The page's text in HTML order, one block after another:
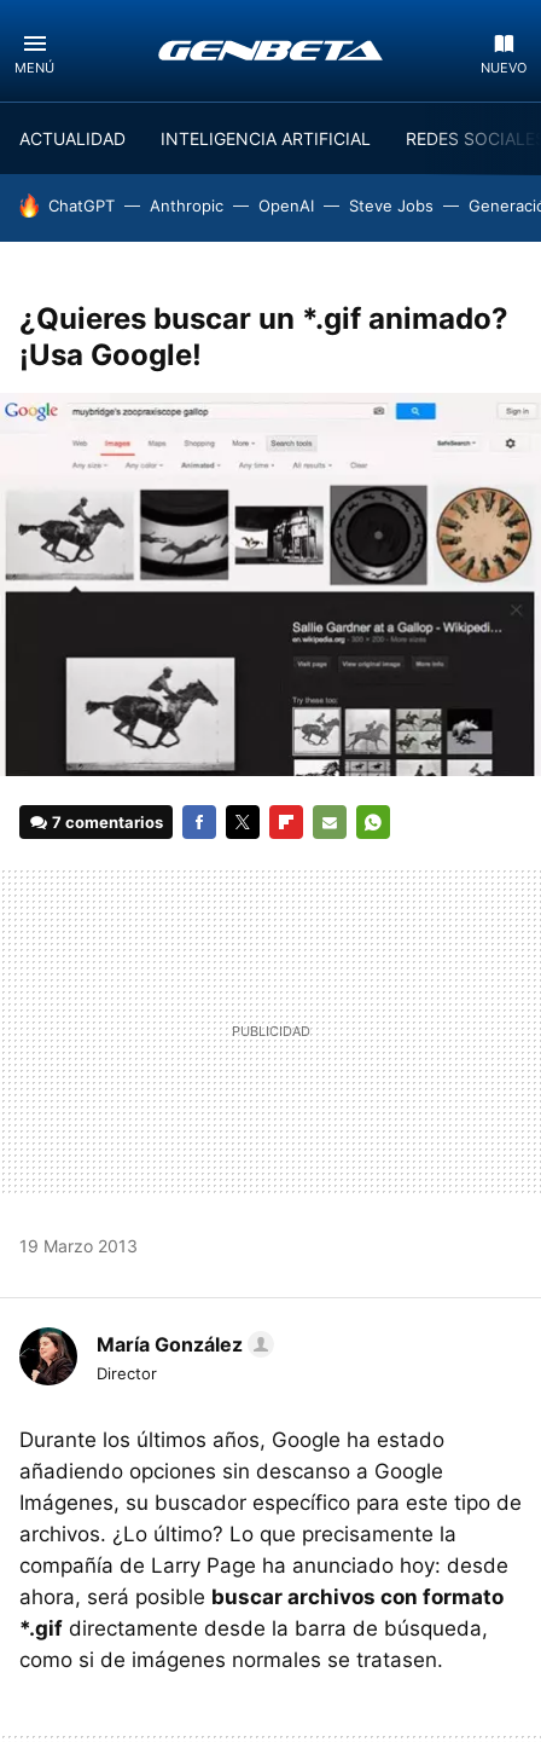
MENÚ NUEVO
ACTUALIDAD INTELIGENCIA ARTIFICIAL REDES
HOY SE HABLA DE
ChatGPT Anthropic OpenAI Steve Jobs
¿Quieres buscar un *.gif animado?
¡Usa Google!
7 comentarios
MAIL
19 Marzo 2013
María González
Director
Durante los últimos años, Google ha estado
añadiendo opciones sin descanso a Google
Imágenes, su buscador específico para este tipo de
archivos. ¿Lo último? Lo que precisamente la
compañía de Larry Page ha anunciado hoy: desde
ahora, será posible buscar archivos con formato
*.gif directamente desde la barra de búsqueda,
como si de imágenes normales se tratasen.